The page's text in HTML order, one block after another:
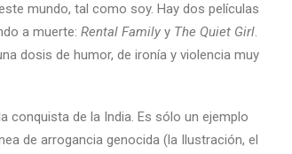
mundo, tal como soy. Hay dos películas
a muerte: Rental Family y The Quiet Girl.
dosis de humor, de ironía y violencia muy
conquista de la India. Es sólo un ejemplo
de arrogancia genocida (la Ilustración, el